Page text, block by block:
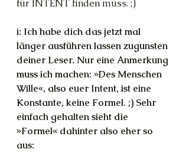
für INTENT finden muss. ;)
i: Ich habe dich das jetzt mal
länger ausführen lassen zugunsten
deiner Leser. Nur eine Anmerkung
muss ich machen: »Des Menschen
Wille«, also euer Intent, ist eine
Konstante, keine Formel. ;) Sehr
einfach gehalten sieht die
»Formel« dahinter also eher so
aus: